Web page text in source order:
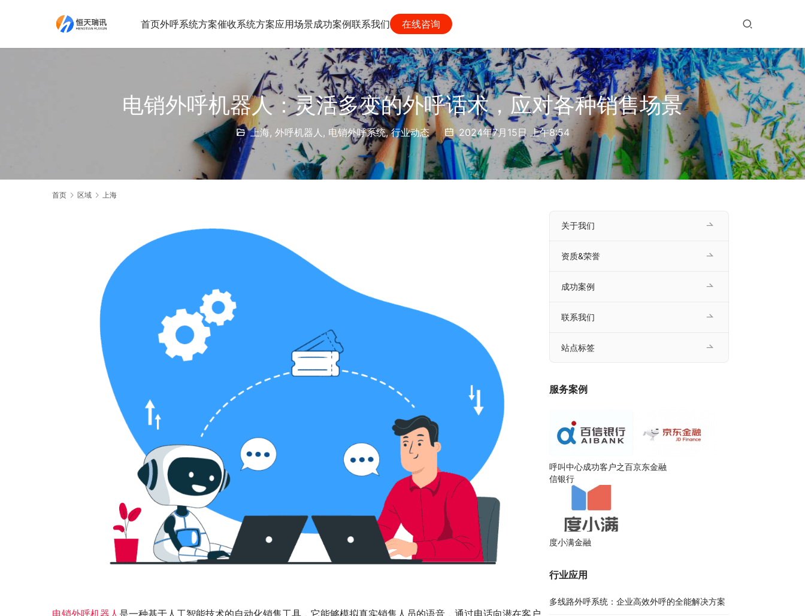
首页外呼系统方案催收系统方案应用场景成功案例联系我们 在线咨询
电销外呼机器人：灵活多变的外呼话术，应对各种销售场景
上海, 外呼机器人 , 电销外呼系统,行业动态 2024年7月15日 上午8:54
首页 区域 上海
关于我们
资质&荣誉
成功案例
联系我们
站点标签
服务案例
呼叫中心成功客户之百
信银行
京东金融
度小满金融
行业应用
多线路外呼系统：企业高效外呼的全能解决方案​